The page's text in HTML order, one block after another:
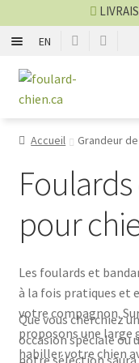
EN
Aller
à
navigation
Aller
au
ENSEMBLE
BOUCLE, NOEUD ET
VENTES
Accueil Grandeur
pour
Les foulards et
à la fois pratiques et
votre compagnon.
proposons une large
habiller votre chien
Que vous cherchiez
occasion spéciale ou
notre sélection saura